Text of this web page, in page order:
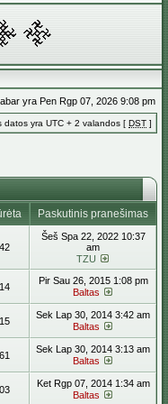
yra Pen Rgp 07, 2026 9:08 pm
datos yra UTC + 2 valandos [ DST ]
Paskutinis pranešimas
Šeš Spa 22, 2022 10:37
am
TZU
Pir Sau 26, 2015 1:08 pm
Baltas
Sek Lap 30, 2014 3:42 am
Baltas
Sek Lap 30, 2014 3:13 am
Baltas
Ket Rgp 07, 2014 1:34 am
Baltas